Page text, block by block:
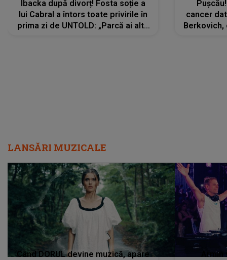
Ibacka după divorț! Fosta soție a
lui Cabral a întors toate privirile în
prima zi de UNTOLD: „Parcă ai altă
cancer
Berkovich,
LANSĂRI MUZICALE
Când DORUL devine muzică, apare